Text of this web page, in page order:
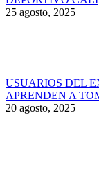
25 agosto, 2025
USUARIOS DEL
APRENDEN A
20 agosto, 2025